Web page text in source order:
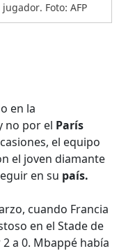
Foto: AFP
en la
no por el París
el equipo
el joven diamante
en su país.
cuando Francia
en el Stade de
a 0. Mbappé había